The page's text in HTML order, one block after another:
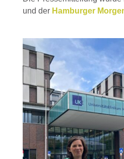
und der Hamburger